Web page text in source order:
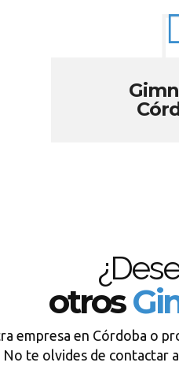
otros
empresa en Córdoba o
No te olvides de contactar